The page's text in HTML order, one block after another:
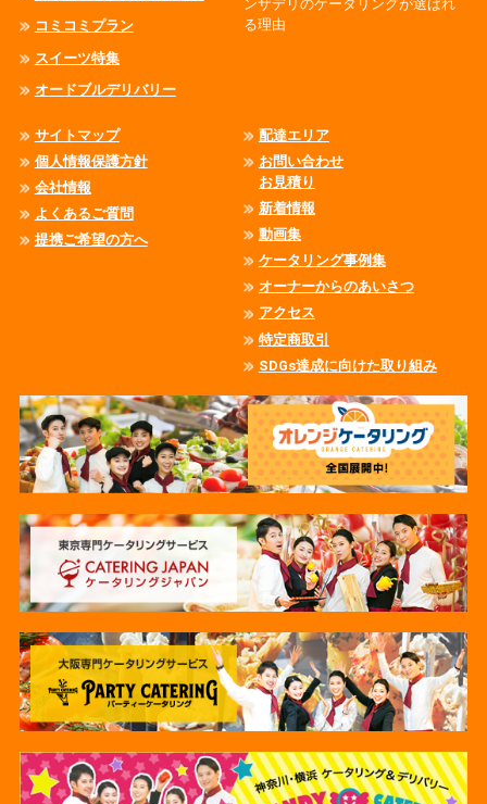
コミコミプラン
スイーツ特集
オードブルデリバリー
ンザデリのケータリングが選ばれ
る理由
サイトマップ
個人情報保護方針
会社情報
よくあるご質問
提携ご希望の方へ
配達エリア
お問い合わせ
お見積り
新着情報
動画集
ケータリング事例集
オーナーからのあいさつ
アクセス
特定商取引
SDGs達成に向けた取り組み